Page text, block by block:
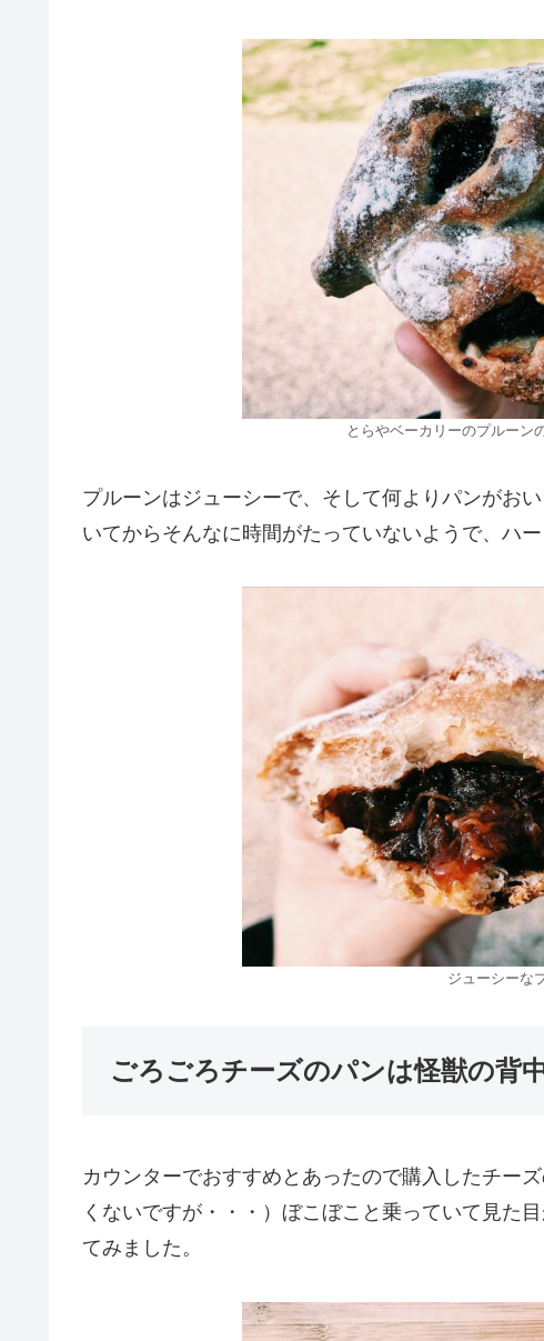
とらやベーカリーのプルーン
プルーンはジューシーで、そして何よりパンがお
いてからそんなに時間がたっていないようで、ハ
ジューシーな
ごろごろチーズのパンは怪獣の背
カウンターでおすすめとあったので購入したチー
くないですが・・・）ぼこぼこと乗っていて見た
てみました。